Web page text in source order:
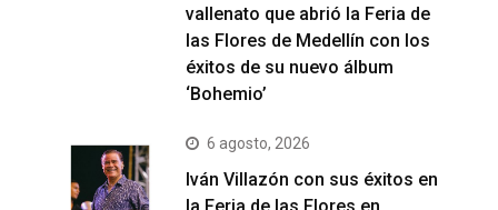
vallenato que abrió la Feria de
las Flores de Medellín con los
éxitos de su nuevo álbum
‘Bohemio’
6 agosto, 2026
Iván Villazón con sus éxitos en